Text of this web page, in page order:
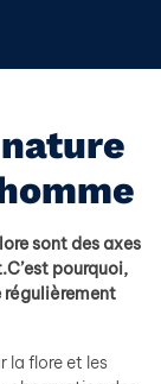
sont des axes
pourquoi,
régulièrement
la flore et les